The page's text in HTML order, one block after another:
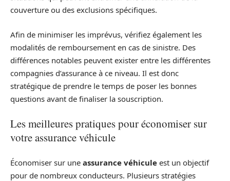
couverture ou des exclusions spécifiques.
Afin de minimiser les imprévus, vérifiez également les
modalités de remboursement en cas de sinistre. Des
différences notables peuvent exister entre les différentes
compagnies d’assurance à ce niveau. Il est donc
stratégique de prendre le temps de poser les bonnes
questions avant de finaliser la souscription.
Les meilleures pratiques pour économiser sur
votre assurance véhicule
Économiser sur une assurance véhicule est un objectif
pour de nombreux conducteurs. Plusieurs stratégies